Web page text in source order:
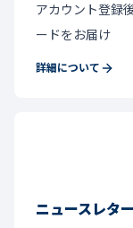
アカウント登録
ードをお届け
詳細について
ニュースレタ